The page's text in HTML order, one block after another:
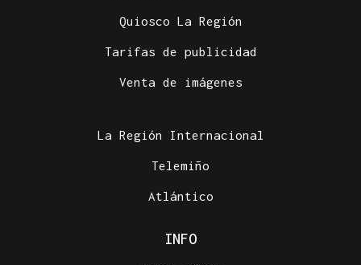
Quiosco La Región
Tarifas de publicidad
Venta de imágenes
La Región Internacional
Telemiño
Atlántico
INFO